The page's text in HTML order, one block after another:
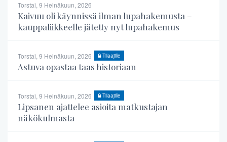
Torstai, 9 Heinäkuun, 2026
Kaivuu oli käynnissä ilman lupahakemusta –
kauppaliikkeelle jätetty nyt lupahakemus
Torstai, 9 Heinäkuun, 2026 Tilaajille
Astuva opastaa taas historiaan
Torstai, 9 Heinäkuun, 2026 Tilaajille
Lipsanen ajattelee asioita matkustajan
näkökulmasta